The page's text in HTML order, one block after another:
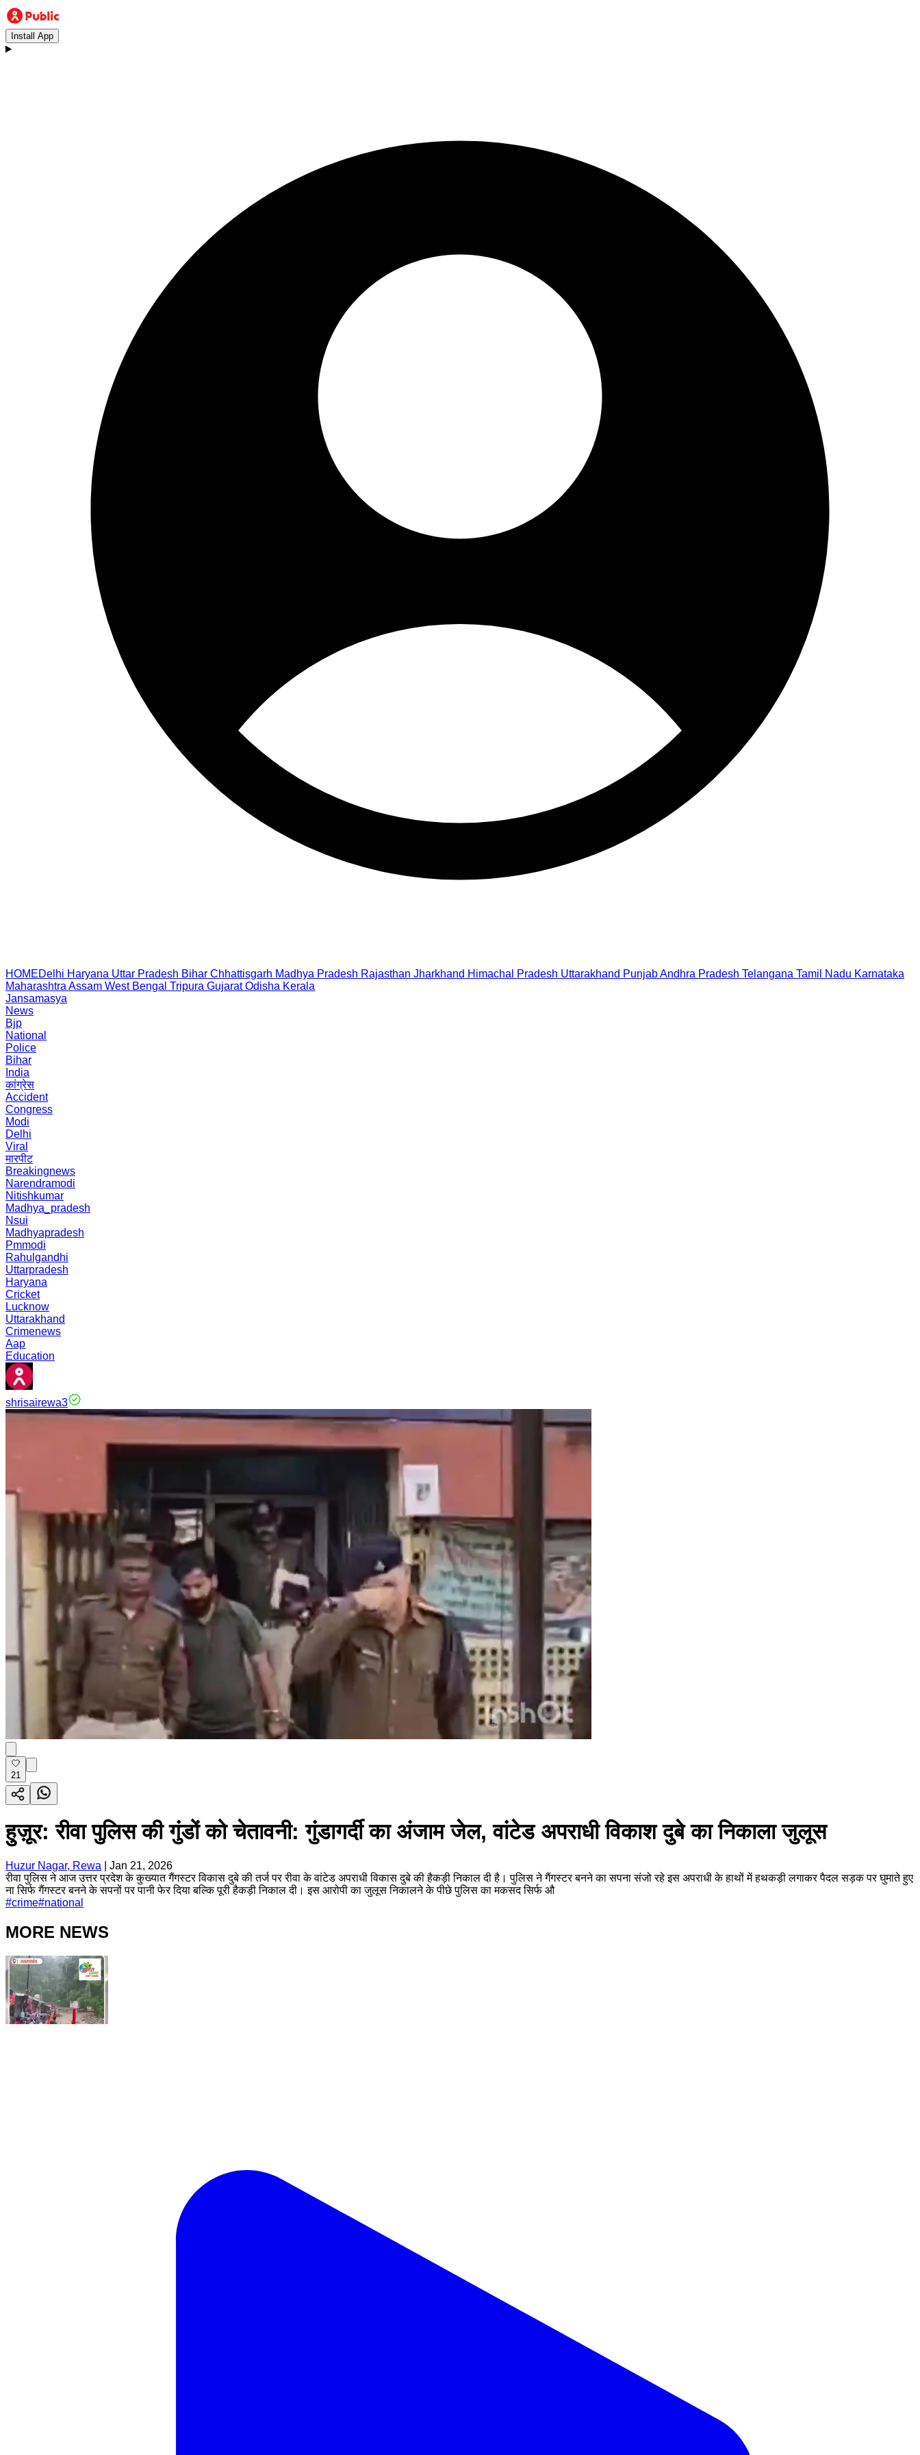
Install App
HOMEDelhi Haryana Uttar Pradesh Bihar Chhattisgarh Madhya Pradesh Rajasthan Jharkhand Himachal Pradesh Uttarakhand PunjabAndhra Pradesh Telangana Tamil Nadu Karnataka
Maharashtra Assam West Bengal Tripura Gujarat Odisha Kerala
Jansamasya
News
Bjp
National
Police
Bihar
India
कांग्रेस
Accident
Congress
Modi
Delhi
Viral
मारपीट
Breakingnews
Narendramodi
Nitishkumar
Madhya_pradesh
Nsui
Madhyapradesh
Pmmodi
Rahulgandhi
Uttarpradesh
Haryana
Cricket
Lucknow
Uttarakhand
Crimenews
Aap
Education
shrisairewa3
21
हुज़ूर: रीवा पुलिस की गुंडों को चेतावनी: गुंडागर्दी का अंजाम जेल, वांटेड अपराधी विकाश दुबे का निकाला जुलूस
Huzur Nagar, Rewa
Jan 21, 2026
रीवा पुलिस ने आज उत्तर प्रदेश के कुख्यात गैंगस्टर विकास दुबे की तर्ज पर रीवा के वांटेड अपराधी विकास दुबे की हैकड़ी निकाल दी है। पुलिस ने गैंगस्टर बनने का सपना संजो रहे इस अपराधी के हाथों में हथकड़ी लगाकर पैदल सड़क पर घुमाते हुए
ना सिर्फ गैंगस्टर बनने के सपनों पर पानी फेर दिया बल्कि पूरी हैकड़ी निकाल दी। इस आरोपी का जुलूस निकालने के पीछे पुलिस का मकसद सिर्फ औ
#crime#national
MORE NEWS